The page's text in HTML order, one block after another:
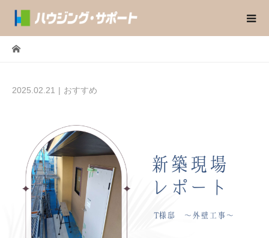
2025.02.21 おすすめ